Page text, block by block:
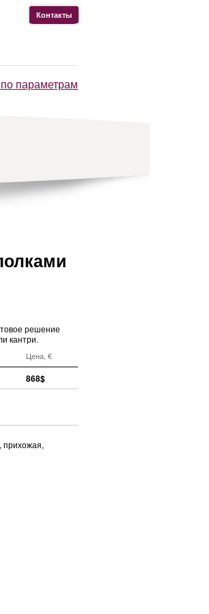
параметрам
Контакты
решение
кантри.
Цена, €
868$
прихожая,